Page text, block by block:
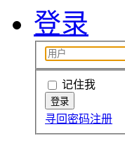
登录
记住我
寻回密码注册